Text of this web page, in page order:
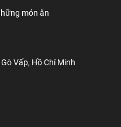
món ăn
Vấp, Hồ Chí Minh